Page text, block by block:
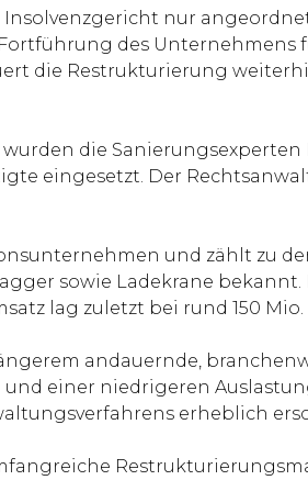
nur
des Unternehmens
die Restrukturierung
die Sanierungsexperten
eingesetzt. Der
und zählt
sowie Ladekrane
lag zuletzt bei rund 150 Mio.
andauernde,
einer niedrigeren
erheblich